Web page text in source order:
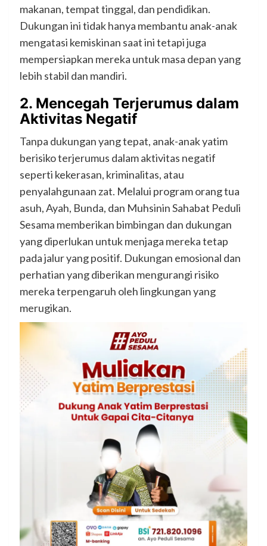
makanan, tempat tinggal, dan pendidikan.
Dukungan ini tidak hanya membantu anak-anak
mengatasi kemiskinan saat ini tetapi juga
mempersiapkan mereka untuk masa depan yang
lebih stabil dan mandiri.
2. Mencegah Terjerumus dalam
Aktivitas Negatif
Tanpa dukungan yang tepat, anak-anak yatim
berisiko terjerumus dalam aktivitas negatif
seperti kekerasan, kriminalitas, atau
penyalahgunaan zat. Melalui program orang tua
asuh, Ayah, Bunda, dan Muhsinin Sahabat Peduli
Sesama memberikan bimbingan dan dukungan
yang diperlukan untuk menjaga mereka tetap
pada jalur yang positif. Dukungan emosional dan
perhatian yang diberikan mengurangi risiko
mereka terpengaruh oleh lingkungan yang
merugikan.